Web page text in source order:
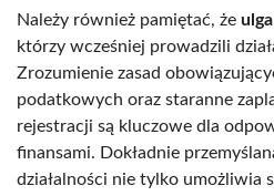
Należy również pamiętać, że
którzy wcześniej prowadzili
Zrozumienie zasad
podatkowych oraz staranne
rejestracji są kluczowe dla
finansami. Dokładnie
działalności nie tylko umożliwia